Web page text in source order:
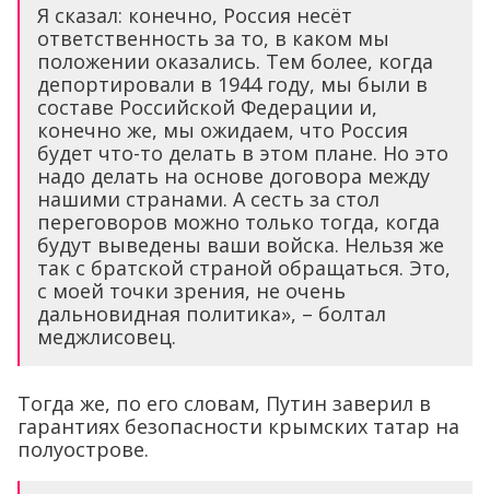
Я сказал: конечно, Россия несёт
ответственность за то, в каком мы
положении оказались. Тем более, когда
депортировали в 1944 году, мы были в
составе Российской Федерации и,
конечно же, мы ожидаем, что Россия
будет что-то делать в этом плане. Но это
надо делать на основе договора между
нашими странами. А сесть за стол
переговоров можно только тогда, когда
будут выведены ваши войска. Нельзя же
так с братской страной обращаться. Это,
с моей точки зрения, не очень
дальновидная политика», – болтал
меджлисовец.
Тогда же, по его словам, Путин заверил в
гарантиях безопасности крымских татар на
полуострове.